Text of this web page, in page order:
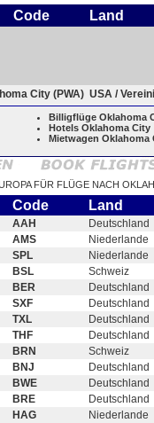
Code Land
City (PWA) USA /
Billigflüge Oklahoma
Hotels Oklahoma City
Mietwagen Oklahoma
FÜR FLÜGE NACH
Code Land
AAH
Deutschland
AMS
Niederlande
SPL
Niederlande
BSL
Schweiz
BER
Deutschland
SXF
Deutschland
TXL
Deutschland
THF
Deutschland
BRN
Schweiz
BNJ
Deutschland
BWE
Deutschland
BRE
Deutschland
HAG
Niederlande